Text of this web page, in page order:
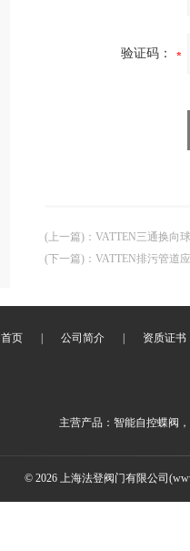
验证码：
(上一篇) ： VATTEN三通换向
(下一篇) ： VATTEN排污管道
首页 公司简介 资质证书
主营产品：智能自控蝶阀
© 2026 上海法登阀门有限公司